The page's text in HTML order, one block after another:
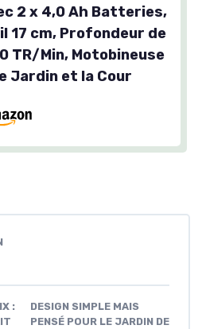
2 x 4,0 Ah Batteries,
17 cm, Profondeur de
TR/Min, Motobineuse
Jardin et la Cour
:
DESIGN SIMPLE MAIS
PENSÉ POUR LE JARDIN DE